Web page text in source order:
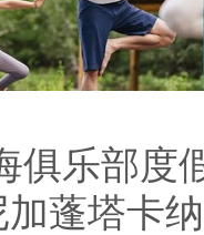
俱乐部度
蓬塔卡